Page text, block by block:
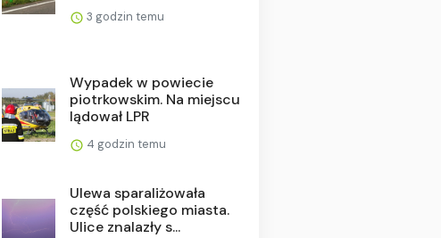
3 godzin temu
Wypadek w powiecie
piotrkowskim. Na miejscu
lądował LPR
4 godzin temu
Ulewa sparaliżowała
część polskiego miasta.
Ulice znalazły s...